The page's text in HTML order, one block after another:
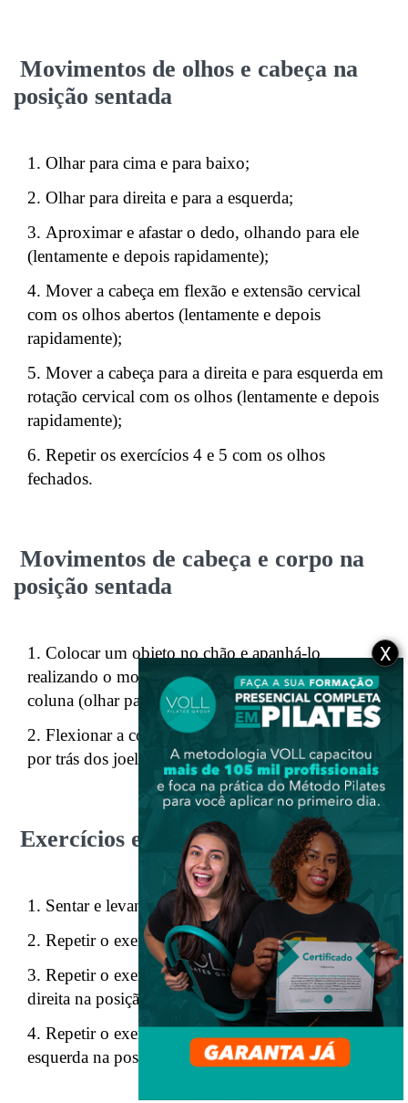
Movimentos de olhos e cabeça na
posição sentada
Olhar para cima e para baixo;
Olhar para direita e para a esquerda;
Aproximar e afastar o dedo, olhando para ele
(lentamente e depois rapidamente);
Mover a cabeça em flexão e extensão cervical
com os olhos abertos (lentamente e depois
rapidamente);
Mover a cabeça para a direita e para esquerda em
rotação cervical com os olhos (lentamente e depois
rapidamente);
Repetir os exercícios 4 e 5 com os olhos
fechados.
Movimentos de cabeça e corpo na
posição sentada
Colocar um objeto no chão e apanhá-lo
realizando o movimento de flexão e extensão de
coluna (olhar para o objeto o tempo todo)
Flexionar a colunae passar um objeto pela frente e
por trás dos joelhos
Exercícios em pé
Sentar e levantar com os olhos abertos;
Repetir o exercício 1 com os olhos fechados;
Repetir o exercício 1, fazendo uma volta para a
direita na posição ortostática;
Repetir o exercício 1, fazendo uma volta para a
esquerda na posição ortostática.
X